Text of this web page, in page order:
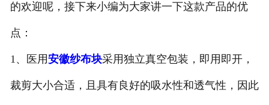
联系我们
的欢迎呢，接下来小编为大家讲一下这款产品的优
点：
1、医用安徽纱布块采用独立真空包装，即用即开，
裁剪大小合适，且具有良好的吸水性和透气性，因此